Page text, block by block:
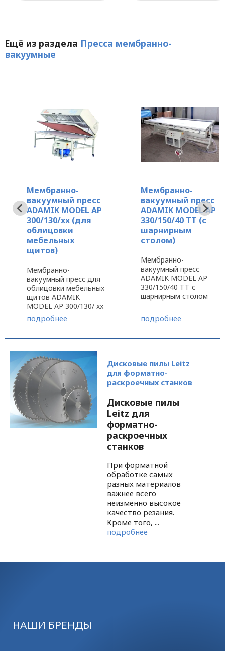
Ещё из раздела Пресса мембранно-
вакуумные
Мембранно-
вакуумный пресс
ADAMIK MODEL AP
300/130/xx (для
облицовки
мебельных
щитов)
Мембранно-
вакуумный пресс для
облицовки мебельных
щитов ADAMIK
MODEL AP 300/130/ xx
- модель прессов 2011
года, которая
основных
нововведения:
-вентилятор теплого
воздуха для
предварительного
разогрева заготовки
перед нанесением ...
подробнее
Мембранно-
вакуумный пресс
ADAMIK MODEL AP
330/150/40 TT (с
шарнирным
столом)
Мембранно-
вакуумный пресс
ADAMIK MODEL AP
330/150/40 TT с
шарнирным столом
мастерских с
ограниченным
имеет небольшие
Пресс ADAMIK MODEL
AP 330/150/40 TT
подходит для
прессования
подробнее
Дисковые пилы Leitz
для форматно-
раскроечных станков
Дисковые пилы
Leitz для
форматно-
раскроечных
станков
При форматной
обработке самых
разных материалов
важнее всего
неизменно высокое
качество резания.
Кроме того, ...
подробнее
НАШИ БРЕНДЫ